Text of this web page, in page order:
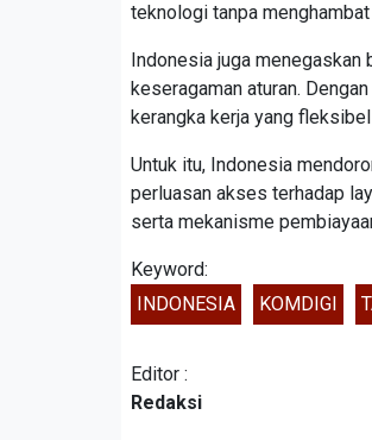
teknologi tanpa
Indonesia juga
keseragaman aturan.
kerangka kerja yang
Untuk itu, Indonesia
perluasan akses terhadap
serta mekanisme
Keyword:
INDONESIA
KOMDIGI
Editor :
Redaksi